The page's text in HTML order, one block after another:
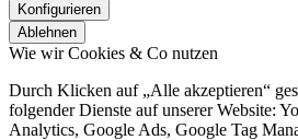
Konfigurieren
Ablehnen
Wie wir Cookies & Co nutzen
Durch Klicken auf „Alle akzeptieren“
folgender Dienste auf unserer Website:
Analytics, Google Ads, Google Tag